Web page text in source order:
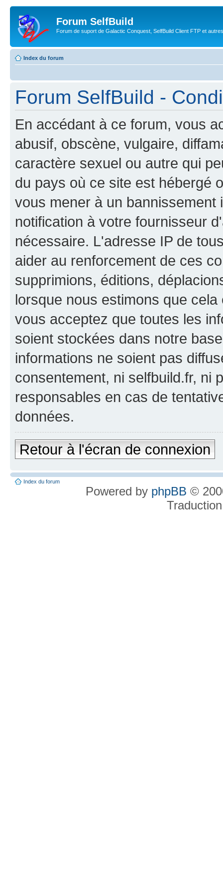
Forum SelfBuild
Forum de suport de Galactic Conquest, SelfBuild Client FTP et
Index du forum
Forum SelfBuild -
En accédant à ce forum, vous
abusif, obscène, vulgaire,
caractère sexuel ou autre qui
du pays où ce site est hébergé
vous mener à un
notification à votre fournisseur
nécessaire. L'adresse IP de
aider au renforcement de ces
supprimions, éditions,
lorsque nous estimons que
vous acceptez que toutes les
soient stockées dans notre
informations ne soient pas
consentement, ni selfbuild.fr, ni
responsables en cas de
données.
Retour à l'écran de connexion
Index du forum
Powered by phpBB ©